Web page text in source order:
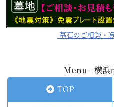
墓石のご相談・
Menu - 横浜
TOP